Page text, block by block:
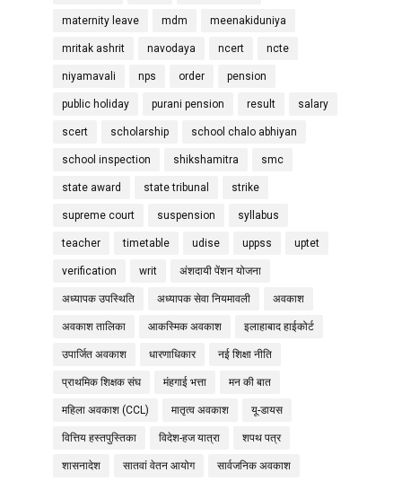
maternity leave mdm meenakiduniya
mritak ashrit navodaya ncert ncte
niyamavali nps order pension
public holiday purani pension result salary
scert scholarship school chalo abhiyan
school inspection shikshamitra smc
state award state tribunal strike
supreme court suspension syllabus
teacher timetable udise uppss uptet
verification writ अंशदायी पेंशन योजना
अध्यापक उपस्थिति अध्यापक सेवा नियमावली अवकाश
अवकाश तालिका आकस्मिक अवकाश इलाहाबाद हाईकोर्ट
उपार्जित अवकाश धारणाधिकार नई शिक्षा नीति
प्राथमिक शिक्षक संघ मंहगाई भत्ता मन की बात
महिला अवकाश (CCL) मातृत्व अवकाश यू-डायस
वित्तिय हस्तपुस्तिका विदेश-हज यात्रा शपथ पत्र
शासनादेश सातवां वेतन आयोग सार्वजनिक अवकाश